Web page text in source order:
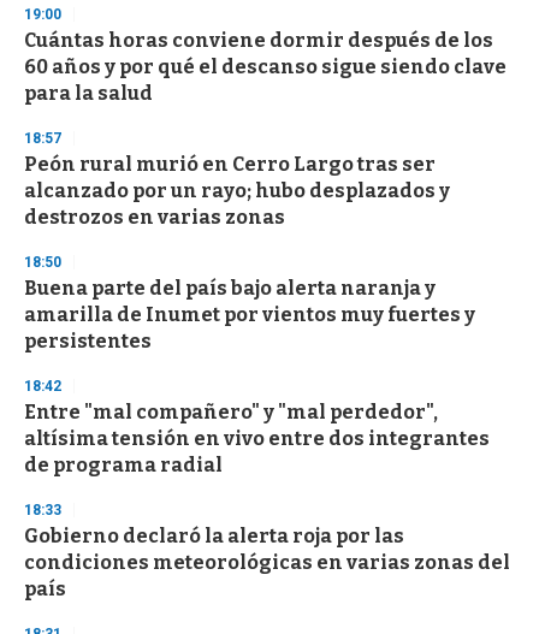
s
e
c
o
n
d
19:00
Cuántas horas conviene dormir después de los
60 años y por qué el descanso sigue siendo clave
para la salud
18:57
Peón rural murió en Cerro Largo tras ser
alcanzado por un rayo; hubo desplazados y
destrozos en varias zonas
18:50
Buena parte del país bajo alerta naranja y
amarilla de Inumet por vientos muy fuertes y
persistentes
18:42
Entre "mal compañero" y "mal perdedor",
altísima tensión en vivo entre dos integrantes
de programa radial
18:33
Gobierno declaró la alerta roja por las
condiciones meteorológicas en varias zonas del
país